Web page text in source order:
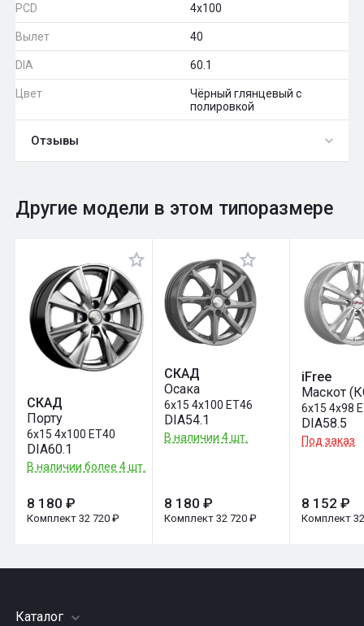
PCD 4x100
Вылет 40
DIA 60.1
Цвет
Чёрный глянцевый с
полировкой
Отзывы
Оставить отзыв
Общий рейтинг 0
Другие модели в этом типоразмере
СКАД
Порту
6x15 4x100 ET40
DIA60.1
В наличии более 4 шт.
8 180 ₽
Комплект 32 720 ₽
СКАД
Осака
6x15 4x100 ET46
DIA54.1
В наличии 4 шт.
8 180 ₽
Комплект 32 720 ₽
iFree
Маскот
6x15 4x98
DIA58.5
Под заказ
8 152 ₽
Комплект
Каталог